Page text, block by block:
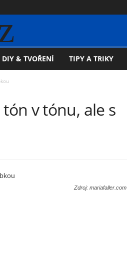
DIY & TVOŘENÍ TIPY A TRIKY
v tónu, ale s
Zdroj: mariafaller.com